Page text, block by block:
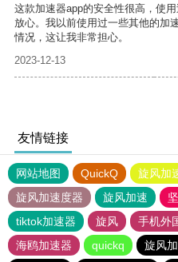
这款加速器app的安全性很高，使
放心。我以前使用过一些其他的加
情况，这让我非常担心。
2023-12-13
友情链接
网站地图 QuickQ 旋风加
旋风加速度器
旋风加速
tiktok加速器
旋风 手机外
海鸥加速器
quickq 旋风